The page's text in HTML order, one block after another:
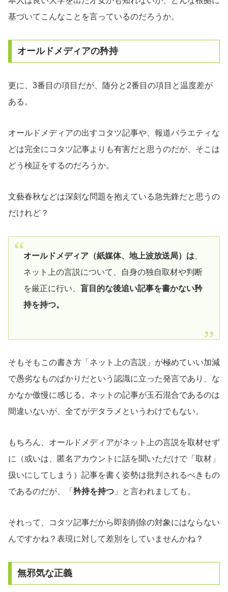
基づいてこんなことを言っているのだろうか。
オールドメディアの矜持
更に、3番目の項目だが、随分と2番目の項目と温度差が
ある。
オールドメディアの出すコタツ記事や、報道バラエティな
どは完全にコタツ記事よりも有害だと思うのだが、そこは
どう検証をするのだろうか。
文藝春秋などは深刻な問題を抱えている急先鋒だと思うの
だけれど？
オールドメディア（紙媒体、地上波放送局）は
ネット上の言説について、自身の独自取材や判断
を厳正に行い、 盲目的な後追い記事を書かない矜
持を持つ。
そもそもこの書き方「ネット上の言説」が極めていい加減
で愚劣なものばかりだという認識に立った発言であり、な
かなか傲慢に感じる。ネットの記事が玉石混合であるのは
間違いないが、全てがデタラメというわけでもない。
もちろん、オールドメディアがネット上の言説を取材せず
に（或いは、匿名アカウントに話を聞いただけで「取材」
扱いにしてしまう）記事を書く姿勢は批判されるべきもの
であるのだが、「 矜持を持つ 」と言われましても。
それって、コタツ記事だから即刻削除の対象にはならない
んですかね？表現に対して差別をしていませんかね？
無邪気な正義